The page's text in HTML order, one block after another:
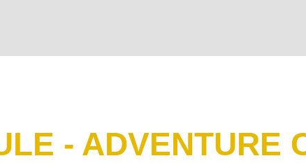
- ADVENTURE